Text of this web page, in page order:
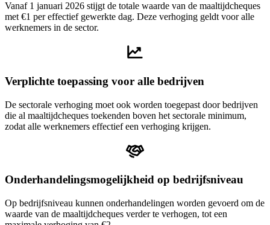
Vanaf 1 januari 2026 stijgt de totale waarde van de maaltijdcheques
met €1 per effectief gewerkte dag. Deze verhoging geldt voor alle
werknemers in de sector.
Verplichte toepassing voor alle bedrijven
De sectorale verhoging moet ook worden toegepast door bedrijven
die al maaltijdcheques toekenden boven het sectorale minimum,
zodat alle werknemers effectief een verhoging krijgen.
Onderhandelingsmogelijkheid op bedrijfsniveau
Op bedrijfsniveau kunnen onderhandelingen worden gevoerd om de
waarde van de maaltijdcheques verder te verhogen, tot een